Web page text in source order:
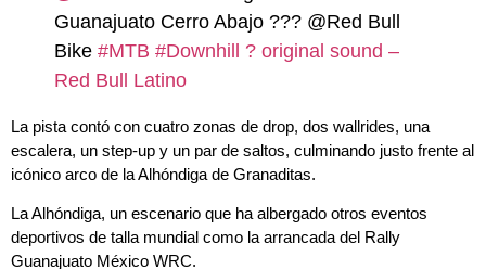
Guanajuato Cerro Abajo ??? @Red Bull
Bike #MTB #Downhill ? original sound –
Red Bull Latino
La pista contó con cuatro zonas de drop, dos wallrides, una
escalera, un step-up y un par de saltos, culminando justo frente al
icónico arco de la Alhóndiga de Granaditas.
La Alhóndiga, un escenario que ha albergado otros eventos
deportivos de talla mundial como la arrancada del Rally
Guanajuato México WRC.